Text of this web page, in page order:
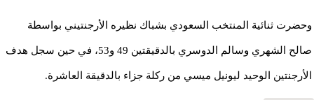
وحضرت ثنائية المنتخب السعودي بشباك نظيره الأرجنتيني بواسطة
صالح الشهري وسالم الدوسري بالدقيقتين 49 و53، في حين سجل هدف
الأرجنتين الوحيد ليونيل ميسي من ركلة جزاء بالدقيقة العاشرة.